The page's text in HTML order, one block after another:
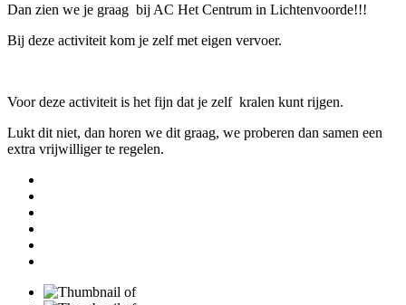
Dan zien we je graag bij AC Het Centrum in Lichtenvoorde!!!
Bij deze activiteit kom je zelf met eigen vervoer.
Voor deze activiteit is het fijn dat je zelf kralen kunt rijgen.
Lukt dit niet, dan horen we dit graag, we proberen dan samen een
extra vrijwilliger te regelen.